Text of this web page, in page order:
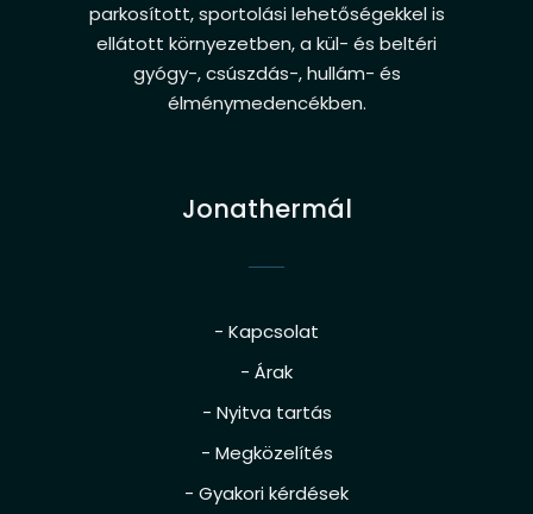
parkosított, sportolási lehetőségekkel is
ellátott környezetben, a kül- és beltéri
gyógy-, csúszdás-, hullám- és
élménymedencékben.
Jonathermál
- Kapcsolat
- Árak
- Nyitva tartás
- Megközelítés
- Gyakori kérdések